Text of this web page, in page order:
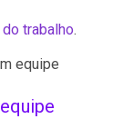
trabalho.